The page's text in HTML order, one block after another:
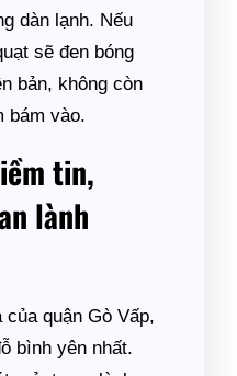
dàn lạnh. Nếu
sẽ đen bóng
bản, không còn
bám vào.
tin,
lành
quận Gò Vấp,
bình yên nhất.